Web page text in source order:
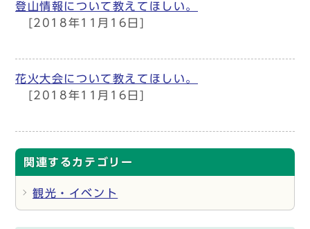
登山情報について教えてほしい。
[2018年11月16日]
花火大会について教えてほしい。
[2018年11月16日]
関連するカテゴリー
観光・イベント